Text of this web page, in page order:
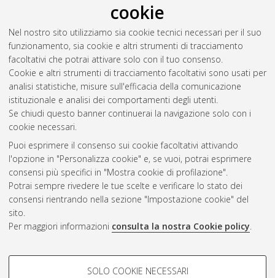
cookie
Nel nostro sito utilizziamo sia cookie tecnici necessari per il suo
funzionamento, sia cookie e altri strumenti di tracciamento
facoltativi che potrai attivare solo con il tuo consenso.
Cookie e altri strumenti di tracciamento facoltativi sono usati per
analisi statistiche, misure sull'efficacia della comunicazione
istituzionale e analisi dei comportamenti degli utenti.
Se chiudi questo banner continuerai la navigazione solo con i
cookie necessari.
Puoi esprimere il consenso sui cookie facoltativi attivando
l'opzione in "Personalizza cookie" e, se vuoi, potrai esprimere
consensi più specifici in "Mostra cookie di profilazione".
Potrai sempre rivedere le tue scelte e verificare lo stato dei
consensi rientrando nella sezione "Impostazione cookie" del
sito.
Per maggiori informazioni consulta la nostra Cookie policy.
COOKIE DI PROFILAZIONE -
SOLO COOKIE NECESSARI
Gestione del documento:
Atom
Rss 1.0
Rss 2.0
AMS Laurea
Impostazioni Cookie
Informativa sulla privacy